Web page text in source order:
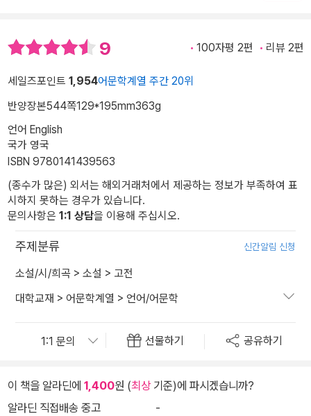
9 100자평 2편 리뷰 2편
세일즈포인트 1,954어문학계열 주간 20위
반양장본544쪽129*195mm363g
언어 English
국가 영국
ISBN 9780141439563
(종수가 많은) 외서는 해외거래처에서 제공하는 정보가 부족하여 표
시하지 못하는 경우가 있습니다.
문의사항은 1:1 상담을 이용해 주십시오.
주제분류 신간알림 신청
소설/시/희곡 > 소설 > 고전
대학교재 > 어문학계열 > 언어/어문학
선물하기 공유하기
이 책을 알라딘에 1,400원 (최상기준)에 파시겠습니까?
알라딘 직접배송 중고
-